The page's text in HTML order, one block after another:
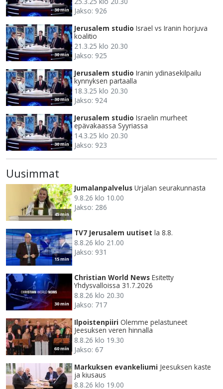
30 min
Jakso: 926
30 min
Jerusalem studio Israel vs Iranin horjuva
koalitio
21.3.25 klo 20.30
Jakso: 925
30 min
Jerusalem studio Iranin ydinasekilpailu
kynnyksen partaalla
18.3.25 klo 20.30
Jakso: 924
30 min
Jerusalem studio Israelin murheet
epävakaassa Syyriassa
14.3.25 klo 20.30
Jakso: 923
Uusimmat
45 min
Jumalanpalvelus Urjalan seurakunnasta
9.8.26 klo 10.00
Jakso: 286
15 min
TV7 Jerusalem uutiset la 8.8.
8.8.26 klo 21.00
Jakso: 931
30 min
Christian World News Esitetty
Yhdysvalloissa 31.7.2026
8.8.26 klo 20.30
Jakso: 717
60 min
Ilpoistenpiiri Olemme pelastuneet
Jeesuksen veren hinnalla
8.8.26 klo 19.30
Jakso: 67
Markuksen evankeliumi Jeesuksen kaste
ja kiusaus
8.8.26 klo 19.00